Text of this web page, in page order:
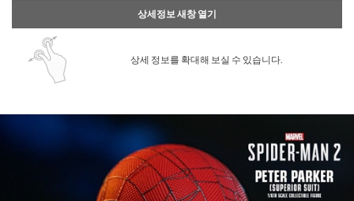
상세정보 새창 열기
상세 정보를 확대해 보실 수 있습니다.